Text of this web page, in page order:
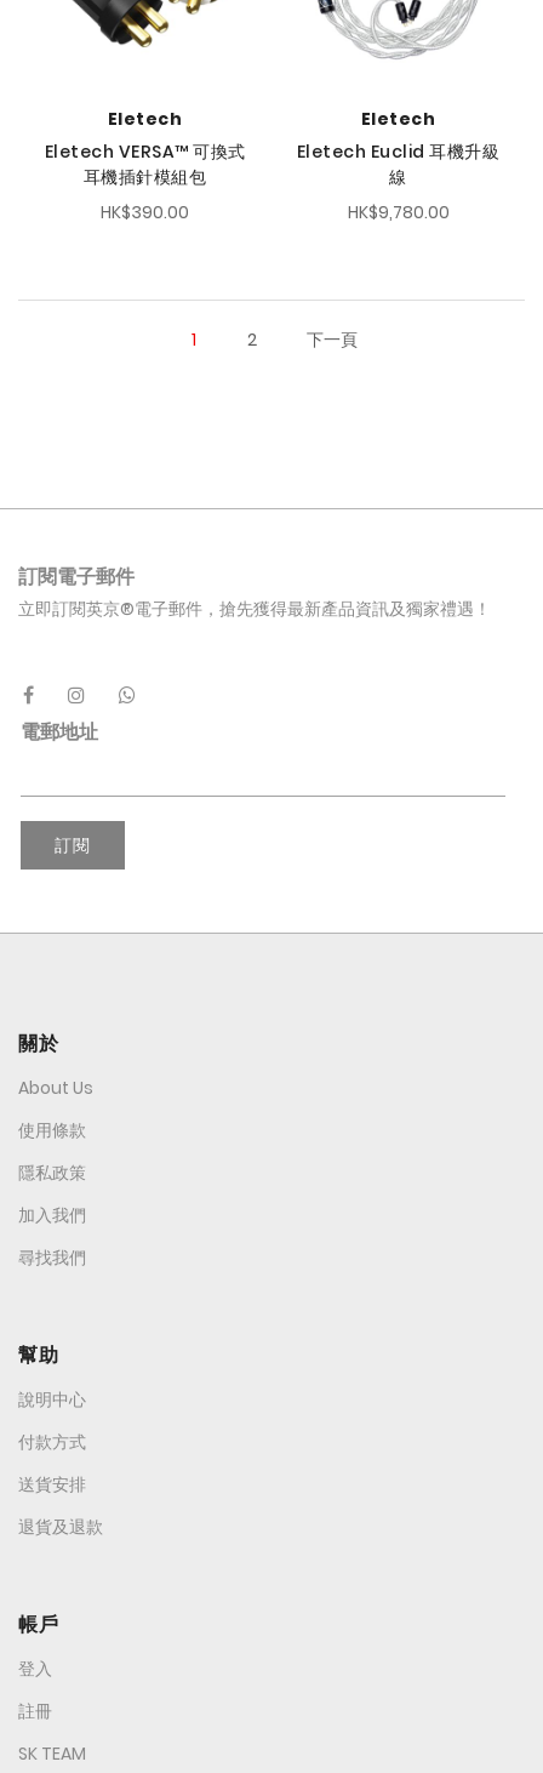
Eletech
Eletech VERSA™ 可換式
耳機插針模組包
HK$390.00
Eletech
Eletech Euclid 耳機升級
線
HK$9,780.00
1 2 下一頁
訂閱電子郵件
立即訂閱英京®電子郵件，搶先獲得最新產品資訊及獨家禮遇！
電郵地址
訂閱
關於
About Us
使用條款
隱私政策
加入我們
尋找我們
幫助
說明中心
付款方式
送貨安排
退貨及退款
帳戶
登入
註冊
SK TEAM